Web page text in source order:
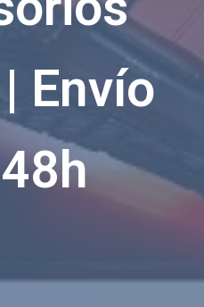
Envío